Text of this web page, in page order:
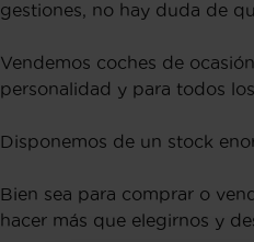
gestiones, no hay duda de
Vendemos coches de
personalidad y para todos
Disponemos de un stock
Bien sea para comprar o
hacer más que elegirnos y